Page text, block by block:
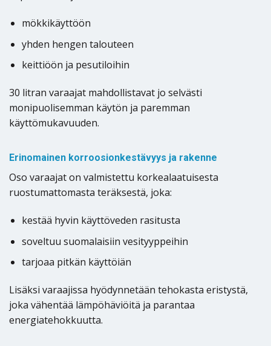
mökkikäyttöön
yhden hengen talouteen
keittiöön ja pesutiloihin
30 litran varaajat mahdollistavat jo selvästi
monipuolisemman käytön ja paremman
käyttömukavuuden.
Erinomainen korroosionkestävyys ja rakenne
Oso varaajat on valmistettu korkealaatuisesta
ruostumattomasta teräksestä, joka:
kestää hyvin käyttöveden rasitusta
soveltuu suomalaisiin vesityyppeihin
tarjoaa pitkän käyttöiän
Lisäksi varaajissa hyödynnetään tehokasta eristystä,
joka vähentää lämpöhäviöitä ja parantaa
energiatehokkuutta.